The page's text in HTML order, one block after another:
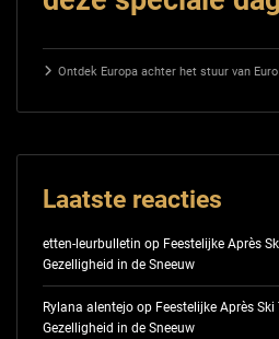
Ontdek Europa achter het stuur van
Laatste reacties
etten-leurbulletin op Feestelijke Après
Gezelligheid in de Sneeuw
Rylana alentejoop Feestelijke Après
Gezelligheid in de Sneeuw